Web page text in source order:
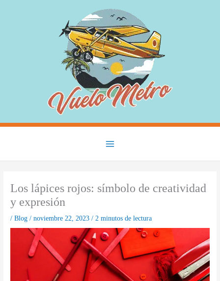
Los lápices rojos: símbolo de creatividad
y expresión
/Blog /noviembre 22, 2023/2 minutos de lectura